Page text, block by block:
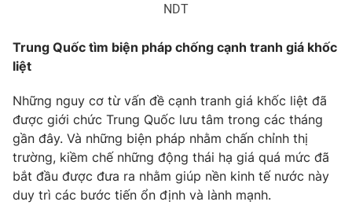
NDT
Trung Quốc tìm biện pháp chống cạnh tranh giá khốc
liệt
Những nguy cơ từ vấn đề cạnh tranh giá khốc liệt đã
được giới chức Trung Quốc lưu tâm trong các tháng
gần đây. Và những biện pháp nhằm chấn chỉnh thị
trường, kiềm chế những động thái hạ giá quá mức đã
bắt đầu được đưa ra nhằm giúp nền kinh tế nước này
duy trì các bước tiến ổn định và lành mạnh.